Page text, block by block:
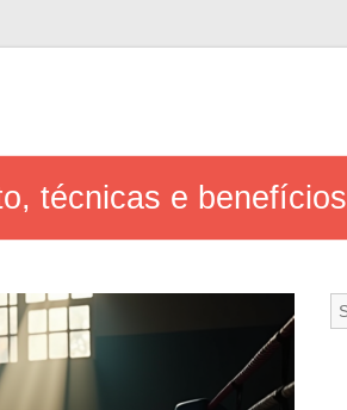
técnicas e benefícios